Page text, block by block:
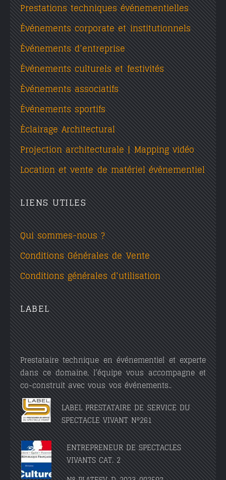
Prestations techniques événementielles
Événements corporate et institutionnels
Événements d’entreprise
Événements culturels et festivités
Événements associatifs
Événements sportifs
Éclairage Architectural
Projection architecturale | Mapping vidéo
Location et vente de matériel évènementiel
LIENS UTILES
Qui sommes-nous ?
Conditions Générales de Vente
Conditions générales d’utilisation
LABEL
Prestataire technique en événementiel et experte
dans ce domaine, l’équipe vous accompagne et
co-construit avec vous vos événements..
LABEL PRESTATAIRE DE SERVICE DU
SPECTACLE VIVANT N°261
ENTREPRENEUR DE SPECTACLES
VIVANTS CAT. 2